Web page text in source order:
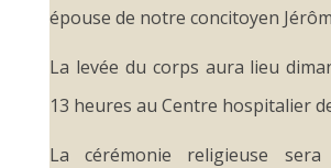
épouse de notre concitoyen
La levée du corps aura lieu
13 heures au Centre hospitalier
La cérémonie religieuse